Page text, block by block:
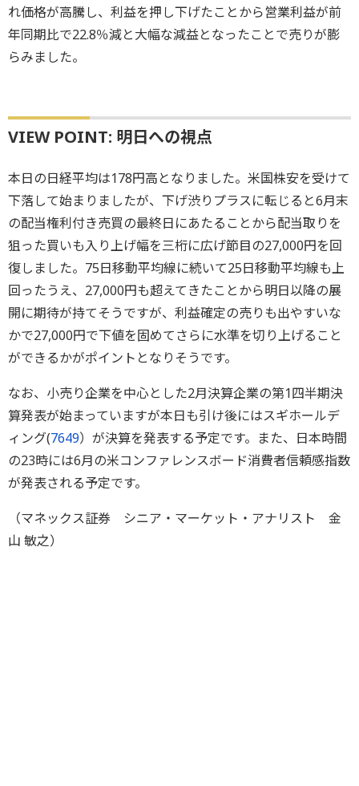
れ価格が高騰し、利益を押し下げたことから営業利益が前
年同期比で22.8％減と大幅な減益となったことで売りが膨
らみました。
VIEW POINT: 明日への視点
本日の日経平均は178円高となりました。米国株安を受けて
下落して始まりましたが、下げ渋りプラスに転じると6月末
の配当権利付き売買の最終日にあたることから配当取りを
狙った買いも入り上げ幅を三桁に広げ節目の27,000円を回
復しました。75日移動平均線に続いて25日移動平均線も上
回ったうえ、27,000円も超えてきたことから明日以降の展
開に期待が持てそうですが、利益確定の売りも出やすいな
かで27,000円で下値を固めてさらに水準を切り上げること
ができるかがポイントとなりそうです。
なお、小売り企業を中心とした2月決算企業の第1四半期決
算発表が始まっていますが本日も引け後にはスギホールデ
ィング(7649）が決算を発表する予定です。また、日本時間
の23時には6月の米コンファレンスボード消費者信頼感指数
が発表される予定です。
（マネックス証券 シニア・マーケット・アナリスト 金
山 敏之）